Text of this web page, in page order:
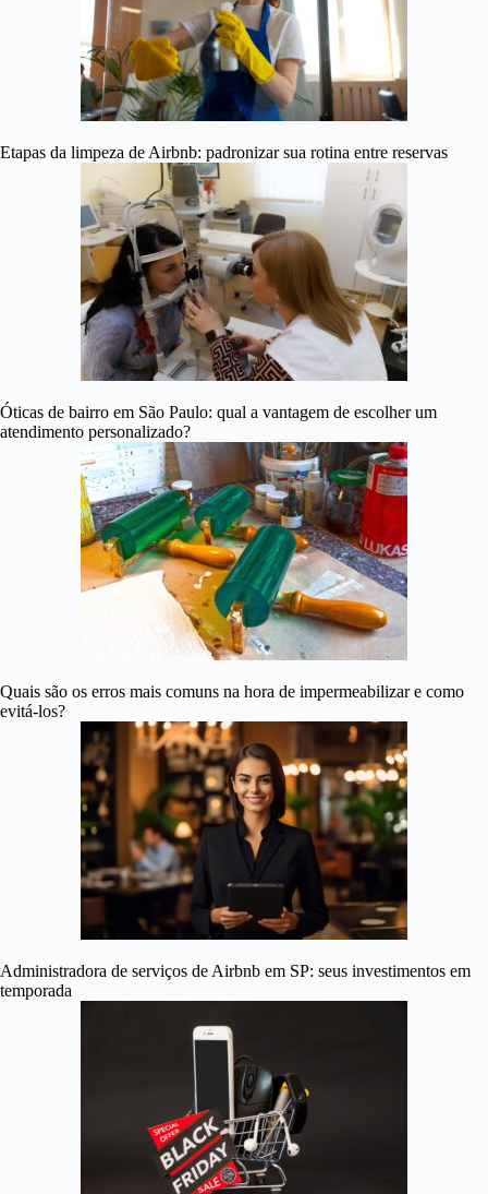
Etapas da limpeza de Airbnb: padronizar sua rotina entre reservas
Óticas de bairro em São Paulo: qual a vantagem de escolher um
atendimento personalizado?
Quais são os erros mais comuns na hora de impermeabilizar e como
evitá-los?
Administradora de serviços de Airbnb em SP: seus investimentos em
temporada